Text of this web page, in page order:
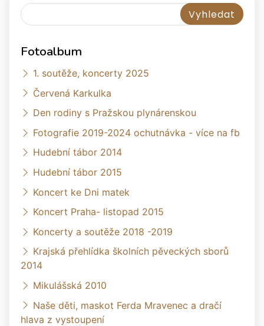
Fotoalbum
1. soutěže, koncerty 2025
Červená Karkulka
Den rodiny s Pražskou plynárenskou
Fotografie 2019-2024 ochutnávka - více na fb
Hudební tábor 2014
Hudební tábor 2015
Koncert ke Dni matek
Koncert Praha- listopad 2015
Koncerty a soutěže 2018 -2019
Krajská přehlídka školních pěveckých sborů
2014
Mikulášská 2010
Naše děti, maskot Ferda Mravenec a dračí
hlava z vystoupení